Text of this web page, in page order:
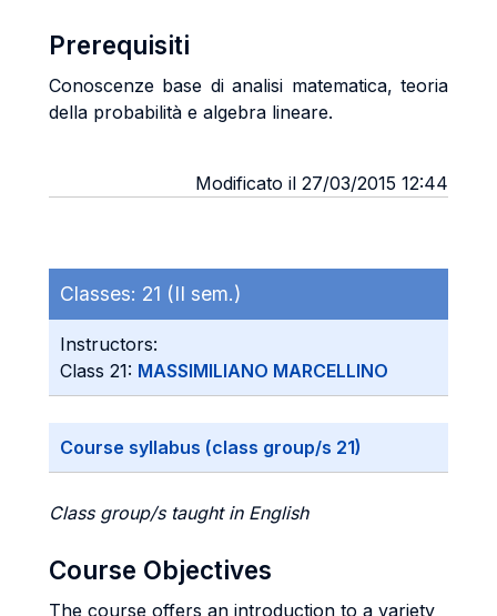
Prerequisiti
Conoscenze base di analisi matematica, teoria
della probabilità e algebra lineare.
Modificato il 27/03/2015 12:44
Classes: 21 (II sem.)
Instructors:
Class 21: MASSIMILIANO MARCELLINO
Course syllabus (class group/s 21)
Class group/s taught in English
Course Objectives
The course offers an introduction to a variety